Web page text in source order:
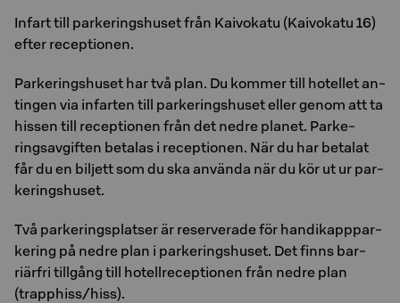
In­fart till par­ke­rings­hu­set från Ka­i­vo­ka­tu (Ka­i­vo­ka­tu 16)
efter re­cep­tio­nen.
Par­ke­rings­hu­set har två plan. Du kom­mer till ho­tel­let an­
ting­en via in­far­ten till par­ke­rings­hu­set eller genom att ta
his­sen till re­cep­tio­nen från det nedre pla­net. Par­ke­
rings­av­gif­ten be­ta­las i re­cep­tio­nen. När du har be­ta­lat
får du en bil­jett som du ska an­vän­da när du kör ut ur par­
ke­rings­hu­set.
Två par­ke­rings­plat­ser är re­ser­ve­ra­de för han­di­kapp­par­
ke­ring på nedre plan i par­ke­rings­hu­set. Det finns bar­
riär­fri till­gång till ho­tellre­cep­tio­nen från nedre plan
(trapp­hiss/hiss).